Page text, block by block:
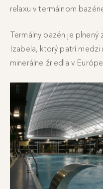
relaxu v termálnom
Termálny bazén je
Izabela, ktorý patrí medzi
minerálne žriedla v